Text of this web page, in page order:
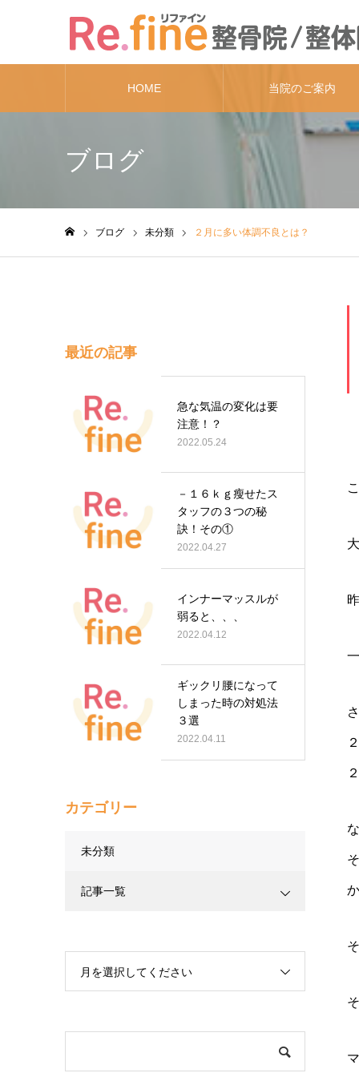
HOME 当院のご案内
ブログ
ブログ 未分類 ２月に多い体調不良とは？
最近の記事
急な気温の変化は要
注意！？
2022.05.24
－１６ｋｇ瘦せたス
タッフの３つの秘
訣！その①
2022.04.27
インナーマッスルが
弱ると、、、
2022.04.12
ギックリ腰になって
しまった時の対処法
３選
2022.04.11
カテゴリー
未分類
記事一覧
月を選択してください